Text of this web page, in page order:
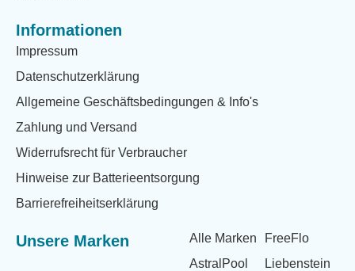
Informationen
Impressum
Datenschutzerklärung
Allgemeine Geschäftsbedingungen & Info's
Zahlung und Versand
Widerrufsrecht für Verbraucher
Hinweise zur Batterieentsorgung
Barrierefreiheitserklärung
Unsere Marken
Alle Marken
AstralPool
FreeFlo
Liebenstein